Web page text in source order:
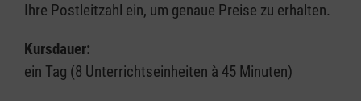
Ihre Postleitzahl ein, um genaue Preise zu erhalten.
Kursdauer:
ein Tag (8 Unterrichtseinheiten à 45 Minuten)